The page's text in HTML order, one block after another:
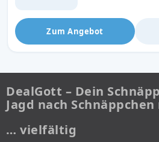
Zum Angebot
DealGott – Dein
Jagd nach
… vielfältig